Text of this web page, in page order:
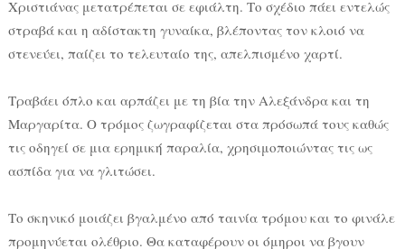
Χριστιάνας μετατρέπεται σε εφιάλτη. Το σχέδιο πάει εντελώς
στραβά και η αδίστακτη γυναίκα, βλέποντας τον κλοιό να
στενεύει, παίζει το τελευταίο της, απελπισμένο χαρτί.
Τραβάει όπλο και αρπάζει με τη βία την Αλεξάνδρα και τη
Μαργαρίτα. Ο τρόμος ζωγραφίζεται στα πρόσωπά τους καθώς
τις οδηγεί σε μια ερημική παραλία, χρησιμοποιώντας τις ως
ασπίδα για να γλιτώσει.
Το σκηνικό μοιάζει βγαλμένο από ταινία τρόμου και το φινάλε
προμηνύεται ολέθριο. Θα καταφέρουν οι όμηροι να βγουν